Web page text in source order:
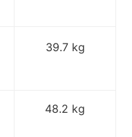
39.7 kg
48.2 kg